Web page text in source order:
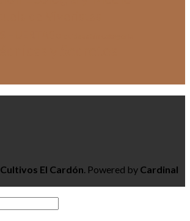
Cultivos El Cardón. Powered by Cardinal